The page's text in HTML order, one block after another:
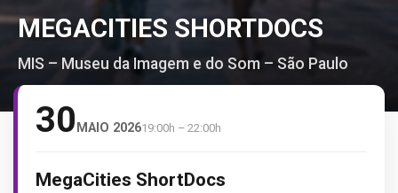
MEGACITIES SHORTDOCS
MIS – Museu da Imagem e do Som – São Paulo
30 MAIO 202619:00h – 22:00h
MegaCities ShortDocs